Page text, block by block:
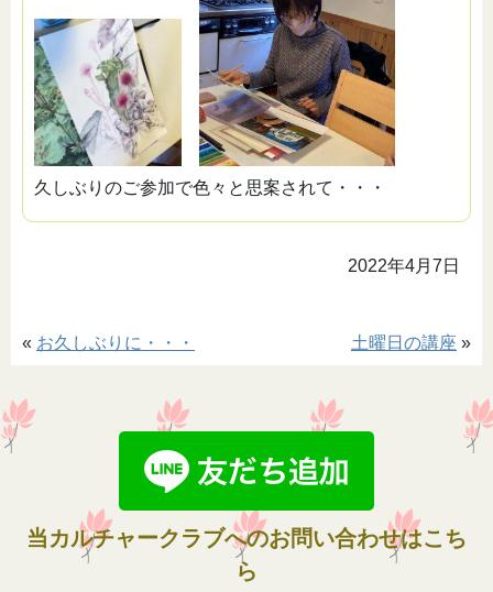
久しぶりのご参加で色々と思案されて・・・
2022年4月7日
土曜日の講座 »
« お久しぶりに・・・
当カルチャークラブへのお問い合わせはこち
ら